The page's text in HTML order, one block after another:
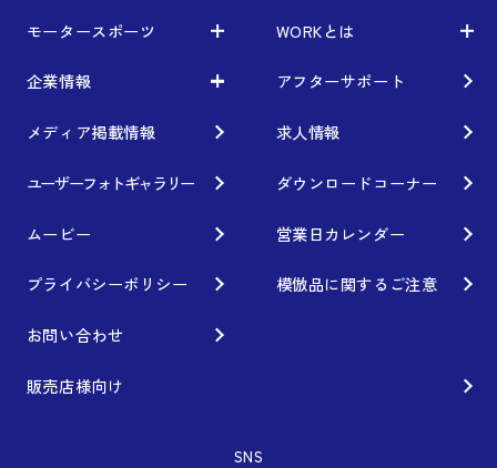
製品一覧
車から検索
利用条件／注意事項
ブランド紹介
ホイール情報
カスタムオーダープラン
オプション・グッズ
ニュース
お知らせ
イベント情報
モータースポーツ
モータースポーツ
レーシング特集
Gymkhana
DIRT TRIAL
SUPER GT
Rally
GR86/BRZ Cup
WORKとは
WORKとは
テクノロジー
クオリティー
デザイン
企業情報
企業情報
フィロソフィー
経営理念
私たちのあるべき姿
工場概要
会社沿革
アフターサポート
メディア掲載情報 求人情報
ユーザーフォトギャラリー ダウンロードコーナー
ムービー 営業日カレンダー
プライバシーポリシー 模倣品に関するご注意
お問い合わせ
販売店様向け
SNS